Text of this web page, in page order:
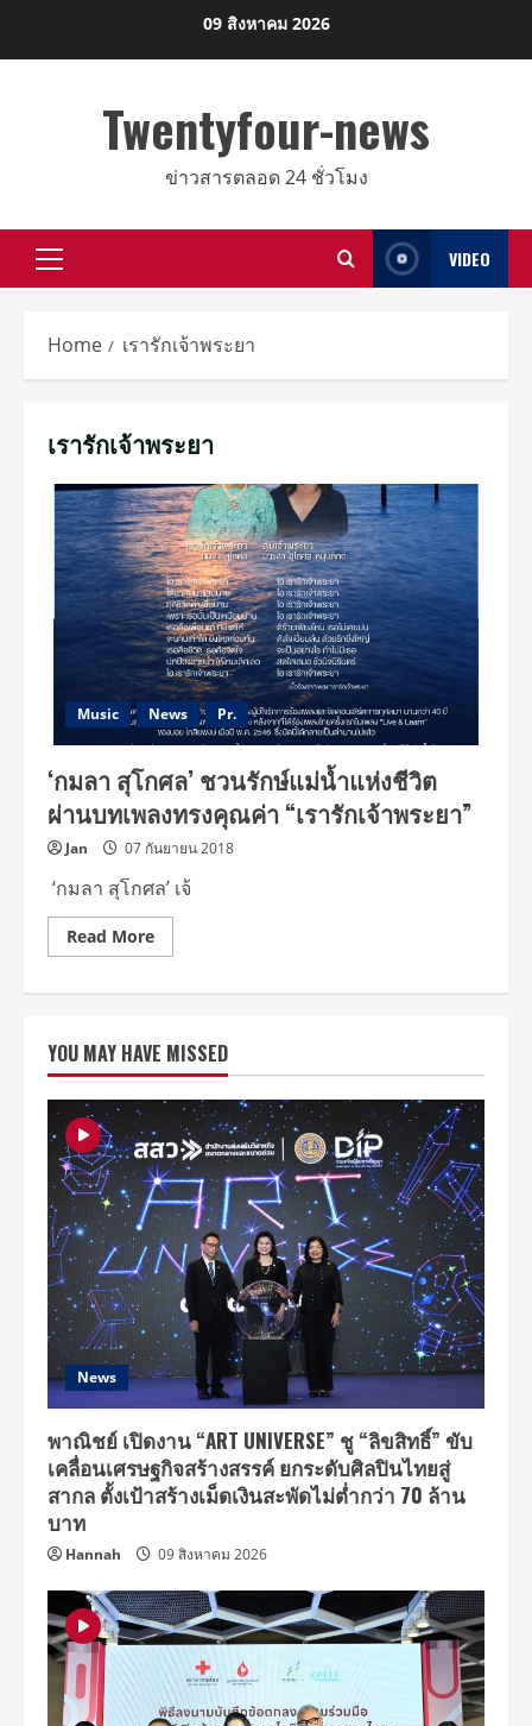
09 สิงหาคม 2026
Twentyfour-news
ข่าวสารตลอด 24 ชั่วโมง
Primary
VIDEO
Home เรารักเจ้าพระยา
เรารักเจ้าพระยา
Music News Pr.
‘กมลา สุโกศล’ ชวนรักษ์แม่น้ำแห่งชีวิต
ผ่านบทเพลงทรงคุณค่า “เรารักเจ้าพระยา”
Jan 07 กันยายน 2018
‘กมลา สุโกศล’ เจ้
Read MoreRead
more
รักษ์
แม่น้ำ
แห่ง
ชีวิต
ผ่าน
บทเพลง
ทรง
คุณค่า
“เรา
รัก
เจ้าพระยา”
YOU MAY HAVE MISSED
News
พาณิชย์ เปิดงาน “ART UNIVERSE” ชู “ลิขสิทธิ์” ขับ
เคลื่อนเศรษฐกิจสร้างสรรค์ ยกระดับศิลปินไทยสู่
สากล ตั้งเป้าสร้างเม็ดเงินสะพัดไม่ต่ำกว่า 70 ล้าน
บาท
Hannah 09 สิงหาคม 2026